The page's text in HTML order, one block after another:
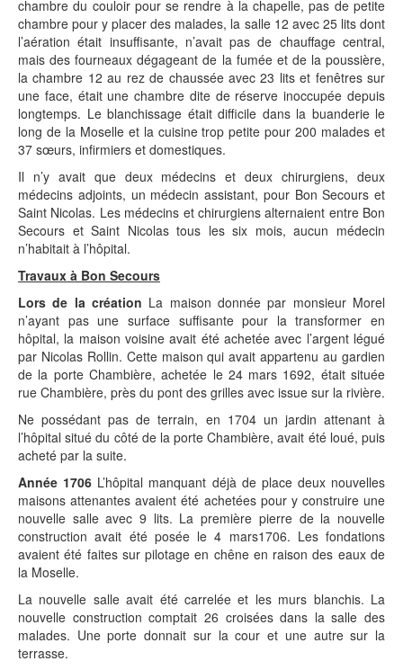
chambre du couloir pour se rendre à la chapelle, pas de petite
chambre pour y placer des malades, la salle 12 avec 25 lits dont
l’aération était insuffisante, n’avait pas de chauffage central,
mais des fourneaux dégageant de la fumée et de la poussière,
la chambre 12 au rez de chaussée avec 23 lits et fenêtres sur
une face, était une chambre dite de réserve inoccupée depuis
longtemps. Le blanchissage était difficile dans la buanderie le
long de la Moselle et la cuisine trop petite pour 200 malades et
37 sœurs, infirmiers et domestiques.
Il n’y avait que deux médecins et deux chirurgiens, deux
médecins adjoints, un médecin assistant, pour Bon Secours et
Saint Nicolas. Les médecins et chirurgiens alternaient entre Bon
Secours et Saint Nicolas tous les six mois, aucun médecin
n’habitait à l’hôpital.
Travaux à Bon Secours
Lors de la création La maison donnée par monsieur Morel
n’ayant pas une surface suffisante pour la transformer en
hôpital, la maison voisine avait été achetée avec l’argent légué
par Nicolas Rollin. Cette maison qui avait appartenu au gardien
de la porte Chambière, achetée le 24 mars 1692, était située
rue Chambière, près du pont des grilles avec issue sur la rivière.
Ne possédant pas de terrain, en 1704 un jardin attenant à
l’hôpital situé du côté de la porte Chambière, avait été loué, puis
acheté par la suite.
Année 1706 L’hôpital manquant déjà de place deux nouvelles
maisons attenantes avaient été achetées pour y construire une
nouvelle salle avec 9 lits. La première pierre de la nouvelle
construction avait été posée le 4 mars1706. Les fondations
avaient été faites sur pilotage en chêne en raison des eaux de
la Moselle.
La nouvelle salle avait été carrelée et les murs blanchis. La
nouvelle construction comptait 26 croisées dans la salle des
malades. Une porte donnait sur la cour et une autre sur la
terrasse.